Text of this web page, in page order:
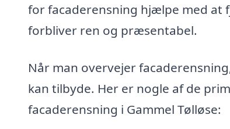
for facaderensning hjælpe med at
forbliver ren og præsentabel.
Når man overvejer
kan tilbyde. Her er nogle af de
facaderensning i Gammel Tølløse: